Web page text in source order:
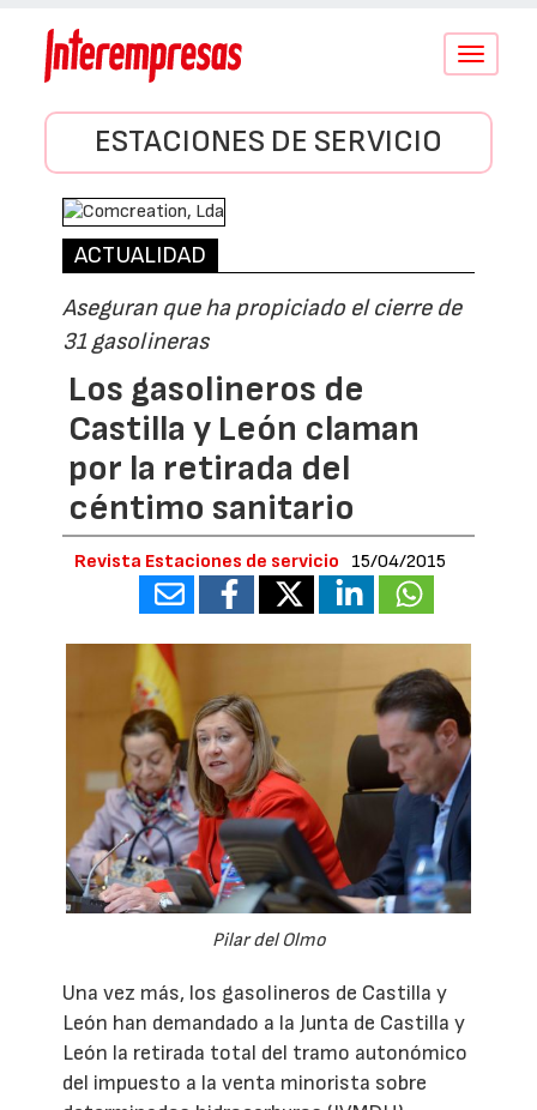
Conmutar
ESTACIONES DE SERVICIO
ACTUALIDAD
Aseguran que ha propiciado el cierre de
31 gasolineras
Los gasolineros de
Castilla y León claman
por la retirada del
céntimo sanitario
Revista Estaciones de servicio 15/04/2015
Pilar del Olmo
Una vez más, los gasolineros de Castilla y
León han demandado a la Junta de Castilla y
León la retirada total del tramo autonómico
del impuesto a la venta minorista sobre